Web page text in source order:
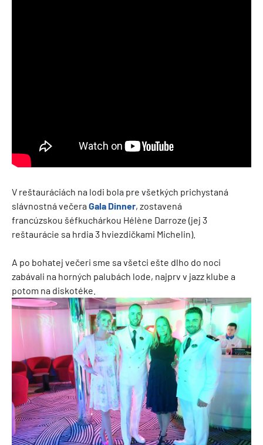
V reštauráciách na lodi bola pre všetkých prichystaná
slávnostná večera Gala Dinner, zostavená
francúzskou šéfkuchárkou Hélène Darroze (jej 3
reštaurácie sa hrdia 3 hviezdičkami Michelin).
A po bohatej večeri sme sa všetci ešte dlho do noci
zabávali na horných palubách lode, najprv v jazz klube a
potom na diskotéke.